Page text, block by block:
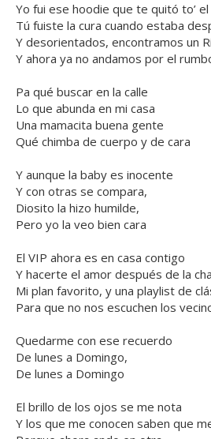
Yo fui ese hoodie que te quitó to’
Tú fuiste la cura cuando estaba
Y desorientados, encontramos un
Y ahora ya no andamos por el
Pa qué buscar en la calle
Lo que abunda en mi casa
Una mamacita buena gente
Qué chimba de cuerpo y de cara
Y aunque la baby es inocente
Y con otras se compara,
Diosito la hizo humilde,
Pero yo la veo bien cara
El VIP ahora es en casa contigo
Y hacerte el amor después de la
Mi plan favorito, y una playlist de
Para que no nos escuchen los
Quedarme con ese recuerdo
De lunes a Domingo,
De lunes a Domingo
El brillo de los ojos se me nota
Y los que me conocen saben que